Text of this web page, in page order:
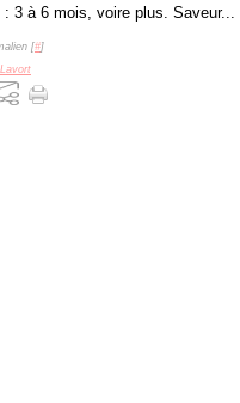
3 à 6 mois, voire plus. Saveur...
[#]
Lavort